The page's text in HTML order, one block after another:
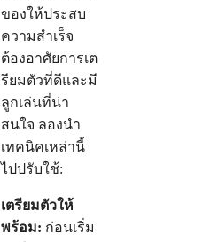
ของให้ประสบ
ความสำเร็จ
ต้องอาศัยการเต
รียมตัวที่ดีและมี
ลูกเล่นที่น่า
สนใจ ลองนำ
เทคนิคเหล่านี้
ไปปรับใช้:
เตรียมตัวให้
พร้อม: ก่อนเริ่ม